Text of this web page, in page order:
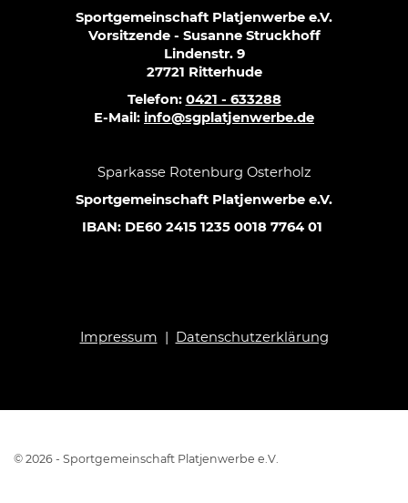
Sportgemeinschaft Platjenwerbe e.V.
Vorsitzende - Susanne Struckhoff
Lindenstr. 9
27721 Ritterhude
Telefon: 0421 - 633288
E-Mail: info@sgplatjenwerbe.de
Sparkasse Rotenburg Osterholz
Sportgemeinschaft Platjenwerbe e.V.
IBAN: DE60 2415 1235 0018 7764 01
Impressum | Datenschutzerklärung
© 2026 - Sportgemeinschaft Platjenwerbe e.V.